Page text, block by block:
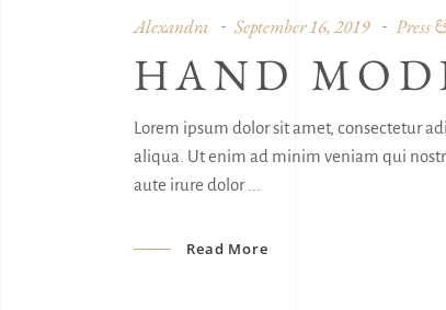
Alexandra September 16, 2019 Press
HAND
Lorem ipsum dolor sit amet, consectetur
aliqua. Ut enim ad minim veniam qui
aute irure dolor
Read More